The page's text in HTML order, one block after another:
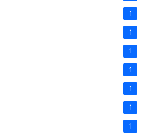
1
1
1
1
1
1
1